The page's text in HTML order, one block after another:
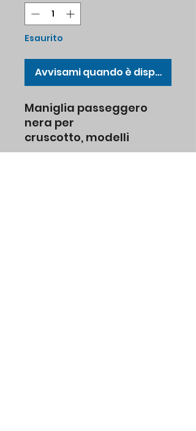
Esaurito
Avvisami quando è disponibile
Maniglia passeggero
nera per
cruscotto, modelli
Tipo I fino al 7.1967